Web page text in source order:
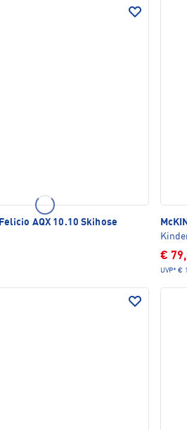
Felicio AQX 10.10 Skihose
€
UVP* €